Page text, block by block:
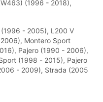
(1996 - 2018),
- 2005), L200 V
Montero Sport
Pajero (1990 - 2006),
(1998 - 2015), Pajero
- 2009), Strada (2005